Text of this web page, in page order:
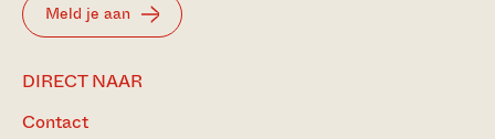
Meld je aan
DIRECT NAAR
Contact